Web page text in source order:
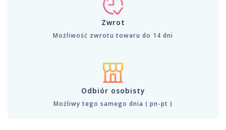
Zwrot
Możliwość zwrotu towaru do 14 dni
Odbiór osobisty
Możliwy tego samego dnia ( pn-pt )